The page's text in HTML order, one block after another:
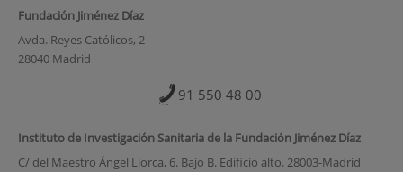
Fundación Jiménez Díaz
Avda. Reyes Católicos, 2
28040 Madrid
91 550 48 00
Instituto de Investigación Sanitaria de la Fundación Jiménez Díaz
C/ del Maestro Ángel Llorca, 6. Bajo B. Edificio alto. 28003-Madrid